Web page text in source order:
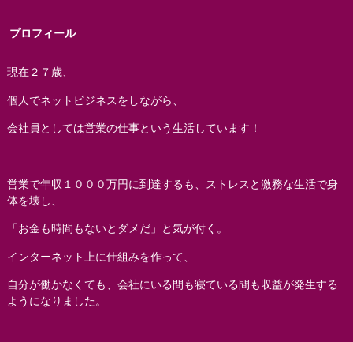
プロフィール
現在２７歳、
個人でネットビジネスをしながら、
会社員としては営業の仕事という生活しています！
営業で年収１０００万円に到達するも、ストレスと激務な生活で身
体を壊し、
「お金も時間もないとダメだ」と気が付く。
インターネット上に仕組みを作って、
自分が働かなくても、会社にいる間も寝ている間も収益が発生する
ようになりました。